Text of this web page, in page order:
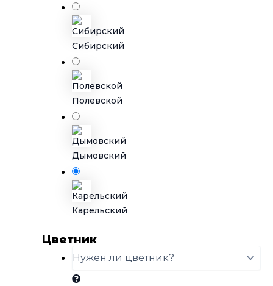
Карельский
Дымовский
Полевской
Сибирский
Цветник